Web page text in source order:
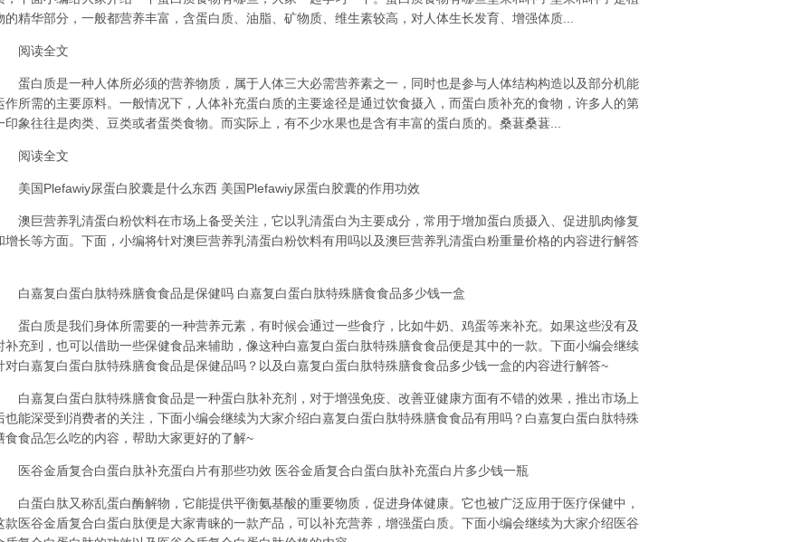
的精华部分，一般都营养丰富，含蛋白质、油脂、矿物质、维生素较高，对人体生长发育、增强体质...
读全文
白质是一种人体所必须的营养物质，属于人体三大必需营养素之一，同时也是参与人体结构构造以及部分机能
作所需的主要原料。一般情况下，人体补充蛋白质的主要途径是通过饮食摄入，而蛋白质补充的食物，许多人的第
印象往往是肉类、豆类或者蛋类食物。而实际上，有不少水果也是含有丰富的蛋白质的。桑葚桑葚...
读全文
国Plefawiy尿蛋白胶囊是什么东西 美国Plefawiy尿蛋白胶囊的作用功效
巨营养乳清蛋白粉饮料在市场上备受关注，它以乳清蛋白为主要成分，常用于增加蛋白质摄入、促进肌肉修复
增长等方面。下面，小编将针对澳巨营养乳清蛋白粉饮料有用吗以及澳巨营养乳清蛋白粉重量价格的内容进行解答
嘉复白蛋白肽特殊膳食食品是保健吗 白嘉复白蛋白肽特殊膳食食品多少钱一盒
白质是我们身体所需要的一种营养元素，有时候会通过一些食疗，比如牛奶、鸡蛋等来补充。如果这些没有及
补充到，也可以借助一些保健食品来辅助，像这种白嘉复白蛋白肽特殊膳食食品便是其中的一款。下面小编会继续
对白嘉复白蛋白肽特殊膳食食品是保健品吗？以及白嘉复白蛋白肽特殊膳食食品多少钱一盒的内容进行解答~
嘉复白蛋白肽特殊膳食食品是一种蛋白肽补充剂，对于增强免疫、改善亚健康方面有不错的效果，推出市场上
也能深受到消费者的关注，下面小编会继续为大家介绍白嘉复白蛋白肽特殊膳食食品有用吗？白嘉复白蛋白肽特殊
食食品怎么吃的内容，帮助大家更好的了解~
谷金盾复合白蛋白肽补充蛋白片有那些功效 医谷金盾复合白蛋白肽补充蛋白片多少钱一瓶
蛋白肽又称乱蛋白酶解物，它能提供平衡氨基酸的重要物质，促进身体健康。它也被广泛应用于医疗保健中，
款医谷金盾复合白蛋白肽便是大家青睐的一款产品，可以补充营养，增强蛋白质。下面小编会继续为大家介绍医谷